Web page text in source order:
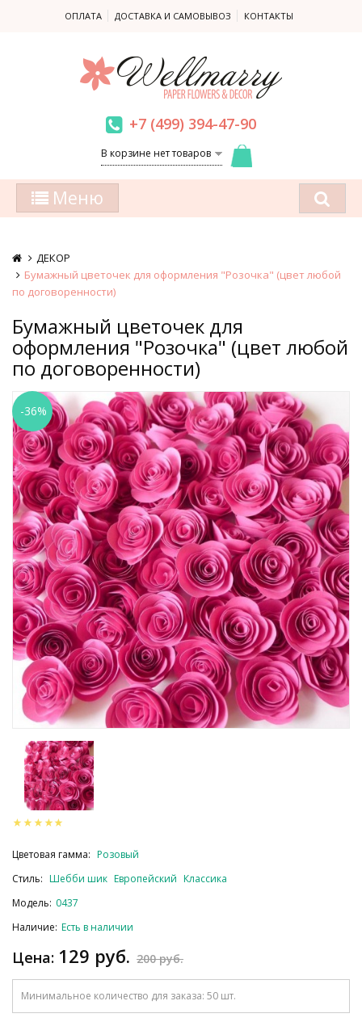
ОПЛАТА ДОСТАВКА И САМОВЫВОЗ КОНТАКТЫ
+7 (499) 394-47-90
В корзине нет товаров
Меню
ДЕКОР
Бумажный цветочек для оформления "Розочка" (цвет любой
по договоренности)
Бумажный цветочек для
оформления "Розочка" (цвет любой
по договоренности)
-36%
Цветовая гамма: Розовый
Стиль: Шебби шик Европейский Классика
Модель: 0437
Наличие: Есть в наличии
Цена: 129 руб. 200 руб.
Минимальное количество для заказа: 50 шт.